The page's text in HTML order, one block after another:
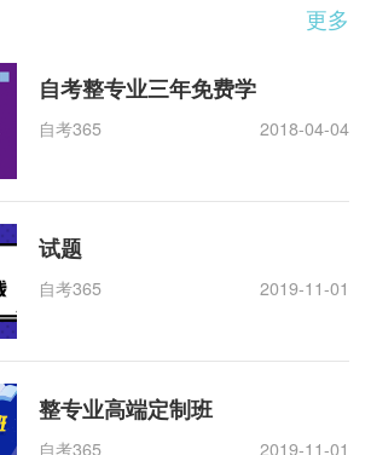
更多
自考整专业三年免费学
自考365 2018-04-04
试题
自考365 2019-11-01
整专业高端定制班
自考365 2019-11-01